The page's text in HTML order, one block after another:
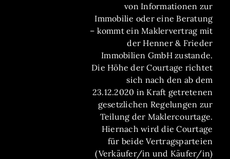
von Informationen zur
Immobilie oder eine Beratung
– kommt ein Maklervertrag mit
der Henner & Frieder
Immobilien GmbH zustande.
Die Höhe der Courtage richtet
sich nach den ab dem
23.12.2020 in Kraft getretenen
gesetzlichen Regelungen zur
Teilung der Maklercourtage.
Hiernach wird die Courtage
für beide Vertragsparteien
(Verkäufer/in und Käufer/in)